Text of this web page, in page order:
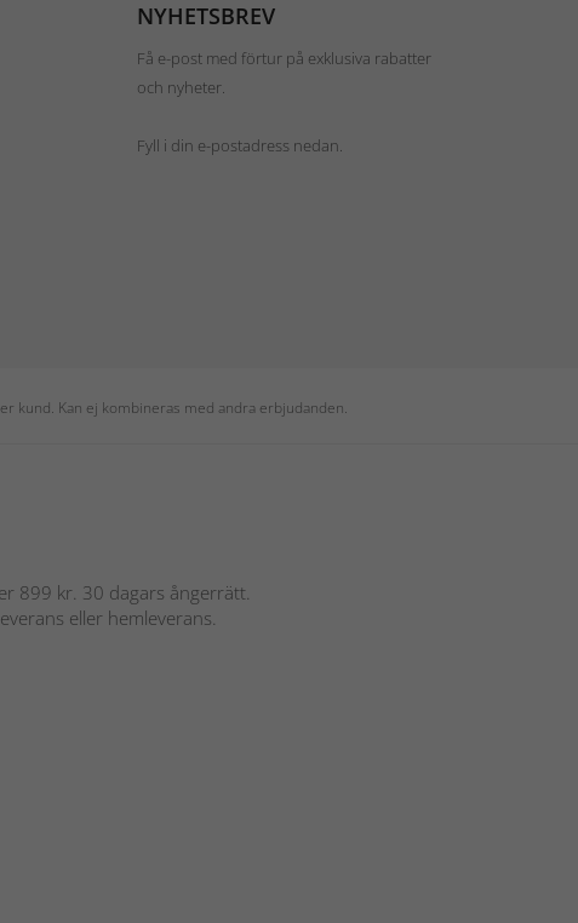
NYHETSBREV
Få e-post med förtur på exklusiva rabatter
och nyheter.
Fyll i din e-postadress nedan.
kund. Kan ej kombineras med andra erbjudanden.
899 kr. 30 dagars ångerrätt.
eller hemleverans.